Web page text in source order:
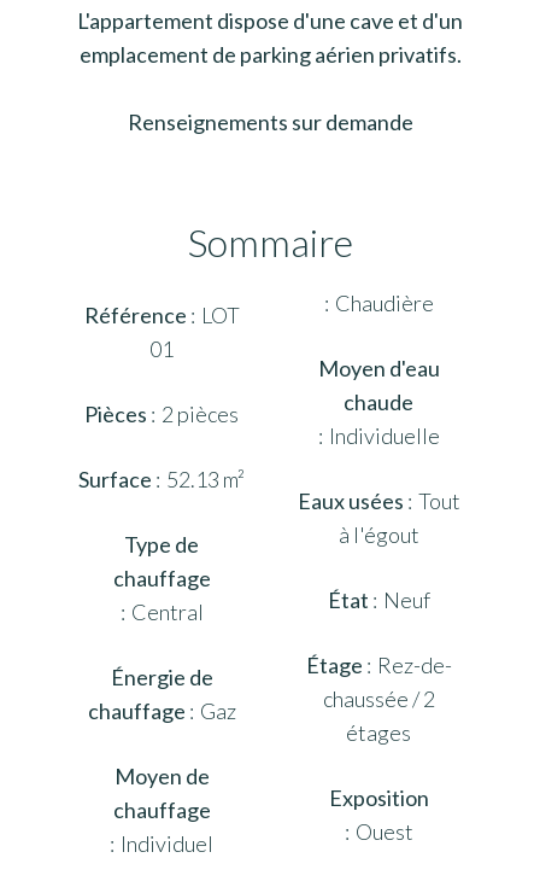
L'appartement dispose d'une cave et d'un
emplacement de parking aérien privatifs.
Renseignements sur demande
Sommaire
Référence
LOT
01
Pièces 2 pièces
Surface 52.13 m²
Type de
chauffage
Central
Énergie de
chauffage
Gaz
Moyen de
chauffage
Individuel
Chaudière
Moyen d'eau
chaude
Individuelle
Eaux usées Tout
à l'égout
État Neuf
Étage
Rez-de-
chaussée / 2
étages
Exposition
Ouest